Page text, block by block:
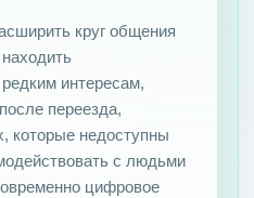
круг общения
интересам,
переезда,
которые недоступны
с людьми
цифровое